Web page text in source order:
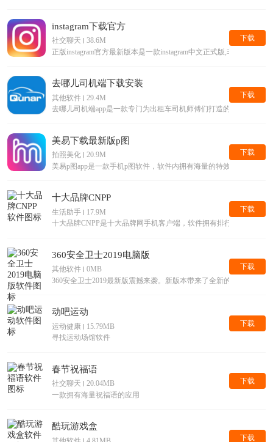
instagram下载官方
社交聊天
38.6M
正版instagram官方最新版本是一款instagram中文正式版,非常受欢
下载
去哪儿司机端下载安装
其他软件
29.4M
去哪儿司机端app是一款专门为出租车司机师傅们打造的手机平台
下载
美易下载最新版p图
拍照美化
20.9M
美易p图app是一款手机p图软件，软件内拥有海量的特效滤镜等美
下载
十大品牌CNPP
生活助手
17.9M
十大品牌CNPP是十大品牌网手机客户端，软件拥有排行榜查询，
下载
360安全卫士2019电脑版
其他软件
0MB
360安全卫士2019最新版震撼来袭。新版本带来了全新的界面，和
下载
动吧运动
运动健康
15.79MB
寻找运动场馆软件
下载
春节祝福语
社交聊天
20.04MB
一款拥有海量祝福语的应用
下载
酷玩游戏盒
下载